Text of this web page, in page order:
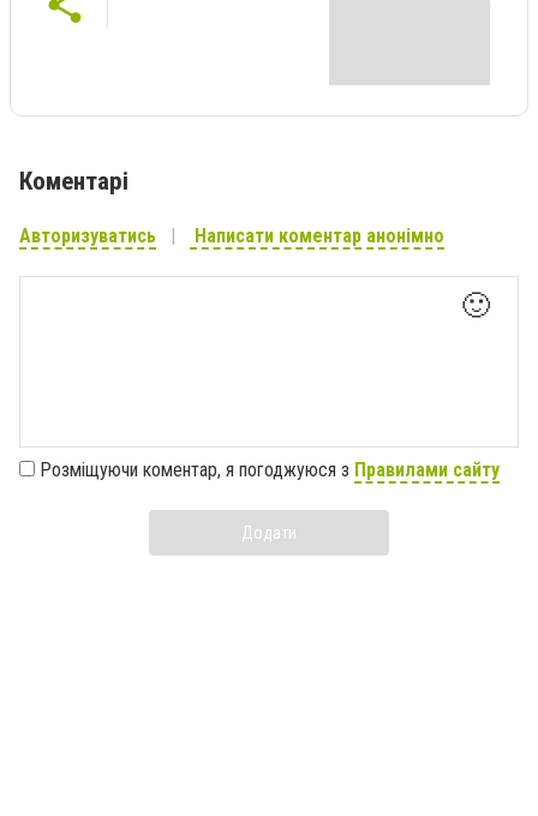
Коментарі
Авторизуватись Написати коментар анонімно
🙂
Розміщуючи коментар, я погоджуюся з Правилами сайту
Додати